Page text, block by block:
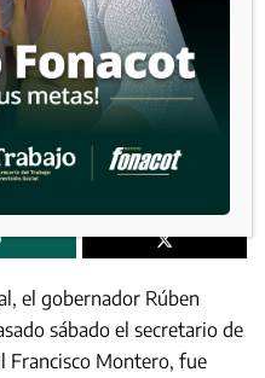
el gobernador Rúben
sábado el secretario de
Francisco Montero, fue